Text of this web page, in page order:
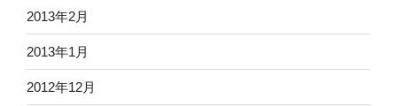
2013年2月
2013年1月
2012年12月